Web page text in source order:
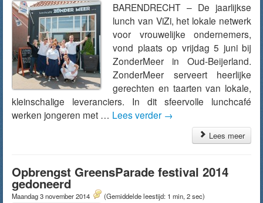
BARENDRECHT – De jaarlijkse
lunch van ViZi, het lokale netwerk
voor vrouwelijke ondernemers,
vond plaats op vrijdag 5 juni bij
ZonderMeer in Oud-Beijerland.
ZonderMeer serveert heerlijke
gerechten en taarten van lokale,
kleinschalige leveranciers. In dit sfeervolle lunchcafé
werken jongeren met … Lees verder →
Lees meer
Opbrengst GreensParade festival 2014
gedoneerd
Maandag 3 november 2014 (Gemiddelde leestijd: 1 min, 2 sec)